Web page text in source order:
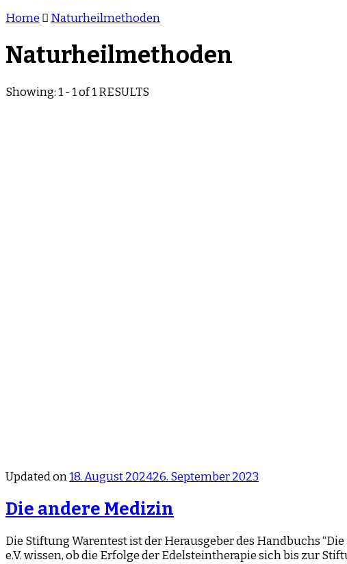
Home
Naturheilmethoden
Naturheilmethoden
Showing: 1 - 1 of 1 RESULTS
Updated on18. August 202426. September 2023
Die andere Medizin
Die Stiftung Warentest ist der Herausgeber des Handbuchs
e.V. wissen, ob die Erfolge der Edelsteintherapie sich bis zur